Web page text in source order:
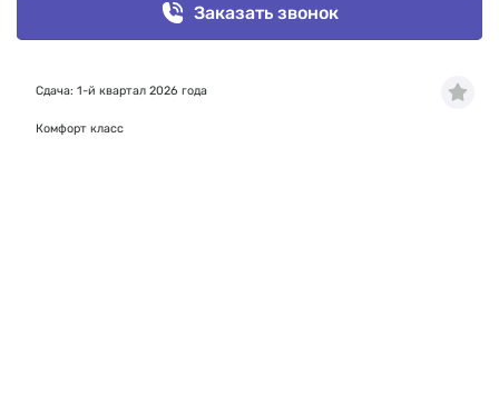
Заказать звонок
Сдача: 1-й квартал 2026 года
Комфорт класс